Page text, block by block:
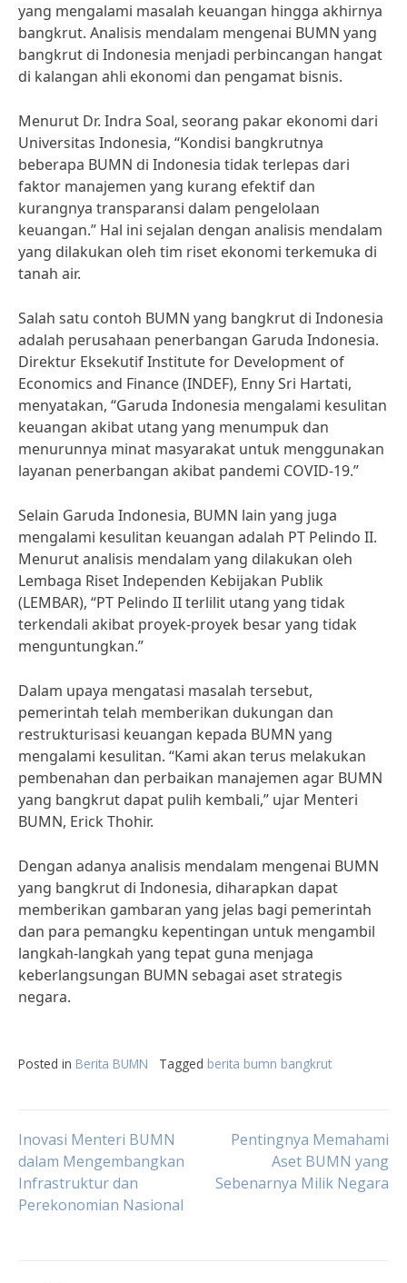
yang mengalami masalah keuangan hingga akhirnya
bangkrut. Analisis mendalam mengenai BUMN yang
bangkrut di Indonesia menjadi perbincangan hangat
di kalangan ahli ekonomi dan pengamat bisnis.
Menurut Dr. Indra Soal, seorang pakar ekonomi dari
Universitas Indonesia, “Kondisi bangkrutnya
beberapa BUMN di Indonesia tidak terlepas dari
faktor manajemen yang kurang efektif dan
kurangnya transparansi dalam pengelolaan
keuangan.” Hal ini sejalan dengan analisis mendalam
yang dilakukan oleh tim riset ekonomi terkemuka di
tanah air.
Salah satu contoh BUMN yang bangkrut di Indonesia
adalah perusahaan penerbangan Garuda Indonesia.
Direktur Eksekutif Institute for Development of
Economics and Finance (INDEF), Enny Sri Hartati,
menyatakan, “Garuda Indonesia mengalami kesulitan
keuangan akibat utang yang menumpuk dan
menurunnya minat masyarakat untuk menggunakan
layanan penerbangan akibat pandemi COVID-19.”
Selain Garuda Indonesia, BUMN lain yang juga
mengalami kesulitan keuangan adalah PT Pelindo II.
Menurut analisis mendalam yang dilakukan oleh
Lembaga Riset Independen Kebijakan Publik
(LEMBAR), “PT Pelindo II terlilit utang yang tidak
terkendali akibat proyek-proyek besar yang tidak
menguntungkan.”
Dalam upaya mengatasi masalah tersebut,
pemerintah telah memberikan dukungan dan
restrukturisasi keuangan kepada BUMN yang
mengalami kesulitan. “Kami akan terus melakukan
pembenahan dan perbaikan manajemen agar BUMN
yang bangkrut dapat pulih kembali,” ujar Menteri
BUMN, Erick Thohir.
Dengan adanya analisis mendalam mengenai BUMN
yang bangkrut di Indonesia, diharapkan dapat
memberikan gambaran yang jelas bagi pemerintah
dan para pemangku kepentingan untuk mengambil
langkah-langkah yang tepat guna menjaga
keberlangsungan BUMN sebagai aset strategis
negara.
Posted in Berita BUMN Tagged berita bumn bangkrut
Post
navigation
Inovasi Menteri BUMN
dalam Mengembangkan
Infrastruktur dan
Perekonomian Nasional
Pentingnya Memahami
Aset BUMN yang
Sebenarnya Milik Negara